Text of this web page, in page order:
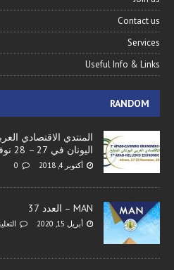
Contact us
Services
Useful Info & Links
RANDOM
المنتدي الاقتصادي
اليونان في 27 – 28 نوفمبر/تشرين الثاني 2018″
أكتوبر 4, 2018 0
MAN – العدد 37
أبريل 15, 2020